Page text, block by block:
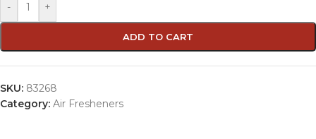
- +
ADD TO CART
SKU: 83268
Category: Air Fresheners